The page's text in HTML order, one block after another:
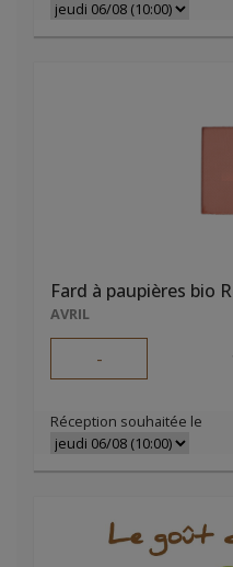
Fard à paupières bio
AVRIL
-
Réception souhaitée le